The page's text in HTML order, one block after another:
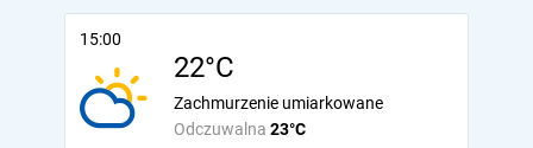
15:00
22°C
Odczuwalna 23°C
Zachmurzenie umiarkowane